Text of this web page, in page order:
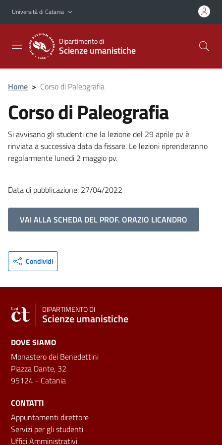
Vai al contenuto principale
Vai al menu di navigazione
Università di Catania
Dipartimento di
Scienze umanistiche
Home > Corso di Paleografia
Corso di Paleografia
Si avvisano gli studenti che la lezione del 29 aprile pv è
rinviata a successiva data da fissare. Le lezioni riprenderanno
regolarmente lunedi 2 maggio pv.
Data di pubblicazione: 27/04/2022
VAI ALLA SCHEDA DEL PROF. ORAZIO LICANDRO
Condividi
DIPARTIMENTO DI
Scienze umanistiche
DOVE SIAMO
Monastero dei Benedettini
Piazza Dante, 32
95124 - Catania
CONTATTI
Appuntamenti direttore
Servizi per gli studenti
Uffici Amministrativi